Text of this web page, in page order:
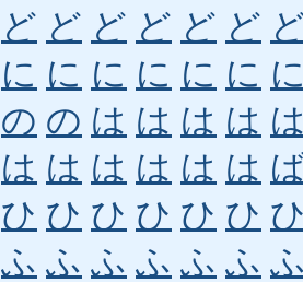
ど ど ど ど ど ど
に に に に に に
の の は は は は
は は は は は は
ひ ひ ひ ひ ひ ひ
ふ ふ ふ ふ ふ ふ